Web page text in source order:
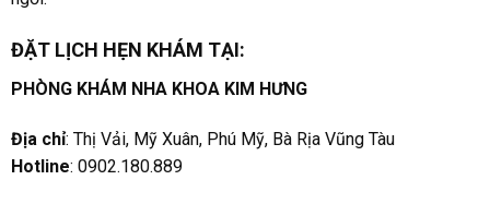
ĐẶT LỊCH HẸN KHÁM TẠI:
PHÒNG KHÁM NHA KHOA KIM HƯNG
Địa chỉ: Thị Vải, Mỹ Xuân, Phú Mỹ, Bà Rịa Vũng Tàu
Hotline: 0902.180.889